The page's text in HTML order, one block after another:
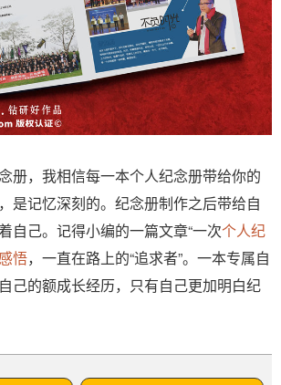
册，我相信每一本个人纪念册带给你的
是记忆深刻的。纪念册制作之后带给自
自己。记得小编的一篇文章“一次个人纪
悟，一直在路上的“追求者”。一本专属自
己的额成长经历，只有自己更加明白纪